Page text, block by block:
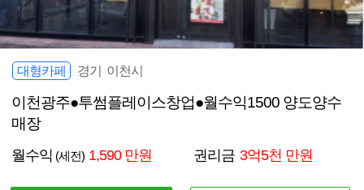
대형카페 경기 이천시
이천광주●투썸플레이스창업●월수익1500 양도양수
매장
월수익 (세전) 1,590 만원 권리금 3억5천 만원